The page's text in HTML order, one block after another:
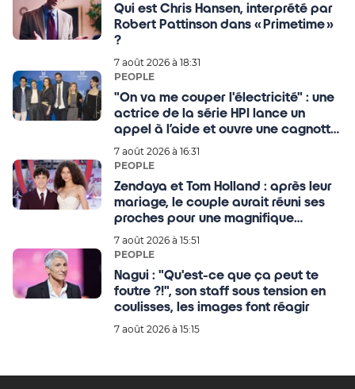
Qui est Chris Hansen, interprété par
Robert Pattinson dans « Primetime »
?
7 août 2026 à 18:31
PEOPLE
"On va me couper l'électricité" : une
actrice de la série HPI lance un
appel à l’aide et ouvre une cagnotte
pour l'aider financièrement !
7 août 2026 à 16:31
PEOPLE
Zendaya et Tom Holland : après leur
mariage, le couple aurait réuni ses
proches pour une magnifique
célébration au Royaume-Uni ce
mardi !
7 août 2026 à 15:51
PEOPLE
Nagui : "Qu'est-ce que ça peut te
foutre ?!", son staff sous tension en
coulisses, les images font réagir
7 août 2026 à 15:15